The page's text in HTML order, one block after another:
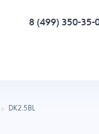
8 (499) 350-35-
DK2.5BL